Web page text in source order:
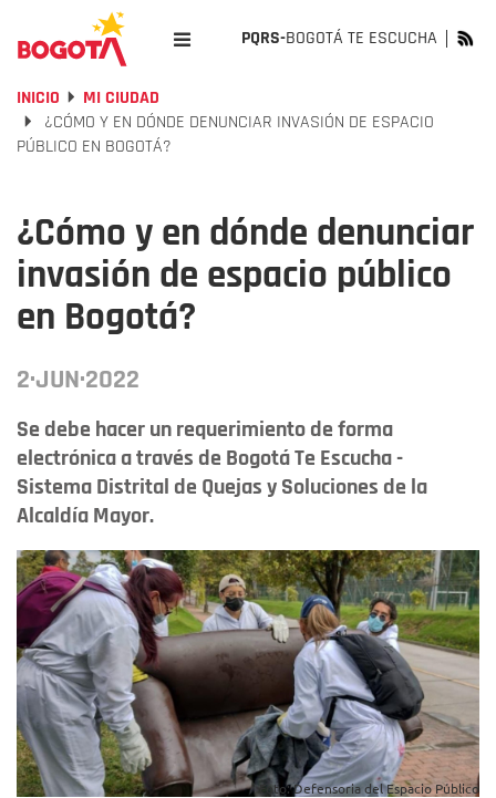
PQRS-BOGOTÁ TE ESCUCHA
INICIO
MI CIUDAD
¿CÓMO Y EN DÓNDE DENUNCIAR INVASIÓN DE ESPACIO
PÚBLICO EN BOGOTÁ?
¿Cómo y en dónde denunciar
invasión de espacio público
en Bogotá?
2·JUN·2022
Se debe hacer un requerimiento de forma
electrónica a través de Bogotá Te Escucha -
Sistema Distrital de Quejas y Soluciones de la
Alcaldía Mayor.
Foto: Defensoria del Espacio Público